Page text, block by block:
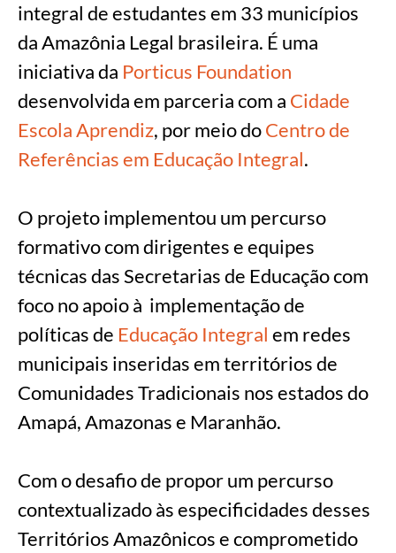
integral de estudantes em 33 municípios
da Amazônia Legal brasileira. É uma
iniciativa da Porticus Foundation
desenvolvida em parceria com a Cidade
Escola Aprendiz, por meio doCentro de
Referências em Educação Integral.
O projeto implementou um percurso
formativo com dirigentes e equipes
técnicas das Secretarias de Educação com
foco no apoio à implementação de
políticas de Educação Integral em redes
municipais inseridas em territórios de
Comunidades Tradicionais nos estados do
Amapá, Amazonas e Maranhão.
Com o desafio de propor um percurso
contextualizado às especificidades desses
Territórios Amazônicos e comprometido